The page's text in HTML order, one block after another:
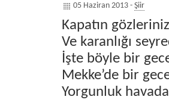
05 Haziran 2013 - Şiir
Kapatın
Ve karanlığı
İşte böyle bir
Mekke’de bir
Yorgunluk havada